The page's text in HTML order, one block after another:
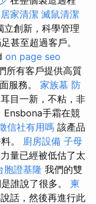
居家清潔 滅鼠清潔
立創新，科學管理
甚至超過客戶。
on page seo
所有客戶提供高質
服務。 家族墓 防
目一新，不粘，非
Ensbona手霜在競
信社有用嗎 該產品
。 廚房設備 子母
量已經被低估了太
胞證基隆 我們的雙
誰說了很多。 柬
話，然後再進行此